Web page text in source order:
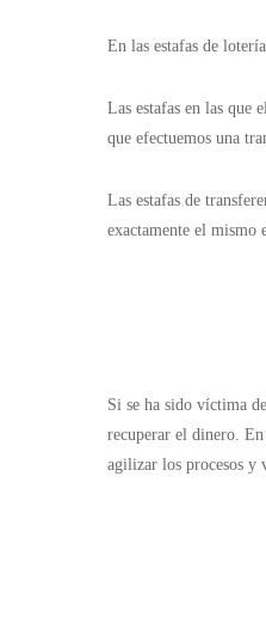
En las estafas de
Las estafas en las que
que efectuemos una
Las estafas de
exactamente el
Si se ha sido víctima
recuperar el dinero.
agilizar los procesos y